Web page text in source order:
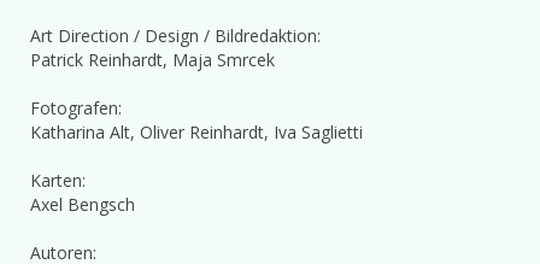
Art Direction / Design / Bildredaktion:
Patrick Reinhardt, Maja Smrcek
Fotografen:
Katharina Alt, Oliver Reinhardt, Iva Saglietti
Karten:
Axel Bengsch
Autoren: